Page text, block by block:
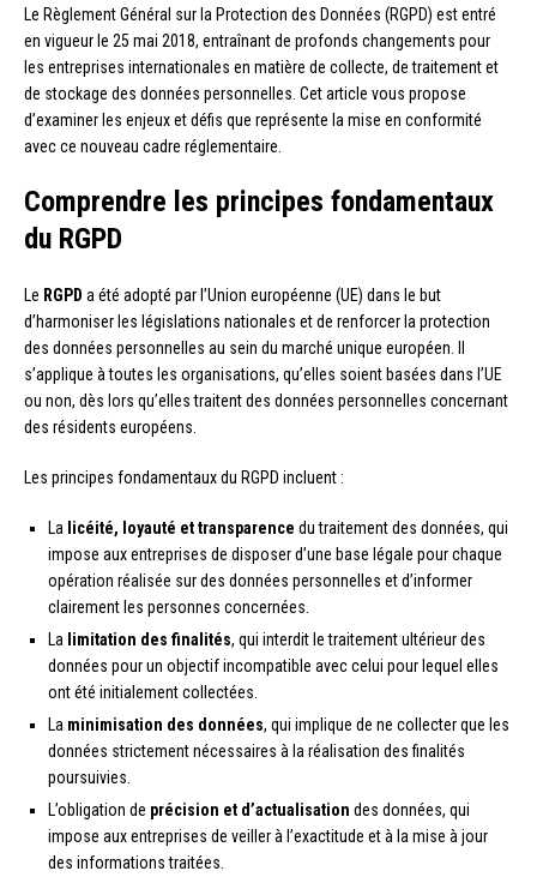
Le Règlement Général sur la Protection des Données (RGPD) est entré
en vigueur le 25 mai 2018, entraînant de profonds changements pour
les entreprises internationales en matière de collecte, de traitement et
de stockage des données personnelles. Cet article vous propose
d’examiner les enjeux et défis que représente la mise en conformité
avec ce nouveau cadre réglementaire.
Comprendre les principes fondamentaux
du RGPD
Le RGPD a été adopté par l’Union européenne (UE) dans le but
d’harmoniser les législations nationales et de renforcer la protection
des données personnelles au sein du marché unique européen. Il
s’applique à toutes les organisations, qu’elles soient basées dans l’UE
ou non, dès lors qu’elles traitent des données personnelles concernant
des résidents européens.
Les principes fondamentaux du RGPD incluent :
La licéité, loyauté et transparence du traitement des données, qui
impose aux entreprises de disposer d’une base légale pour chaque
opération réalisée sur des données personnelles et d’informer
clairement les personnes concernées.
La limitation des finalités, qui interdit le traitement ultérieur des
données pour un objectif incompatible avec celui pour lequel elles
ont été initialement collectées.
La minimisation des données, qui implique de ne collecter que les
données strictement nécessaires à la réalisation des finalités
poursuivies.
L’obligation de précision et d’actualisation des données, qui
impose aux entreprises de veiller à l’exactitude et à la mise à jour
des informations traitées.